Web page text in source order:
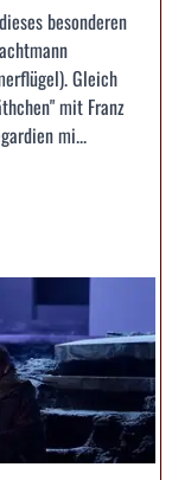
besonderen
Gleich
mit Franz
mi...